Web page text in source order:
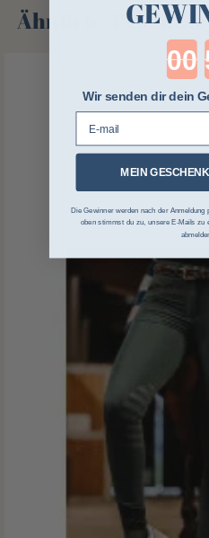
Ähnliche Produkte
Wir senden dir dein
MEIN
Die Gewinner werden nach der
oben stimmst du zu, unsere E-Mails zu